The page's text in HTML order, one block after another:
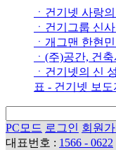
ㆍ건기넷 사랑
ㆍ건기그룹 신
ㆍ개그맨 한현
ㆍ(주)공간, 건
ㆍ건기넷의 신
표 - 건기넷 보
PC모드 로그인 회원
대표번호 : 1566 - 0622